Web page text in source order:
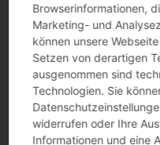
„Wir sind dankbar für die
den Abteilungen
haben, um alles in Betrieb
Außergewöhnliches
die Produktion unserer
Cesar Gonzalez, COO
Die ersten M16
Pressmaschine hergestellt
Browserinformationen,
Marketing- und
können unsere
Setzen von derartigen
ausgenommen sind
Technologien. Sie
widerrufen oder Ihre
Informationen und eine